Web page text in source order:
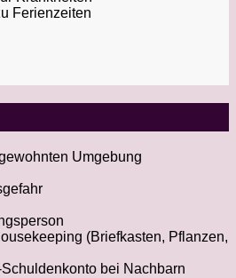
Ferienzeiten
Umgebung
(Briefkasten, Pflanzen,
bei Nachbarn